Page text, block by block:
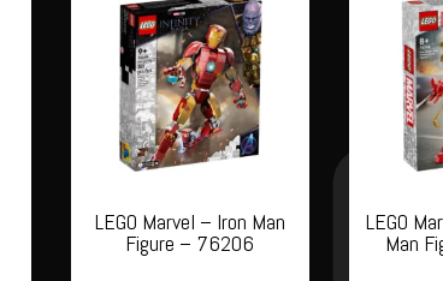
LEGO Marvel – Iron Man
Figure – 76206
LEGO
Man